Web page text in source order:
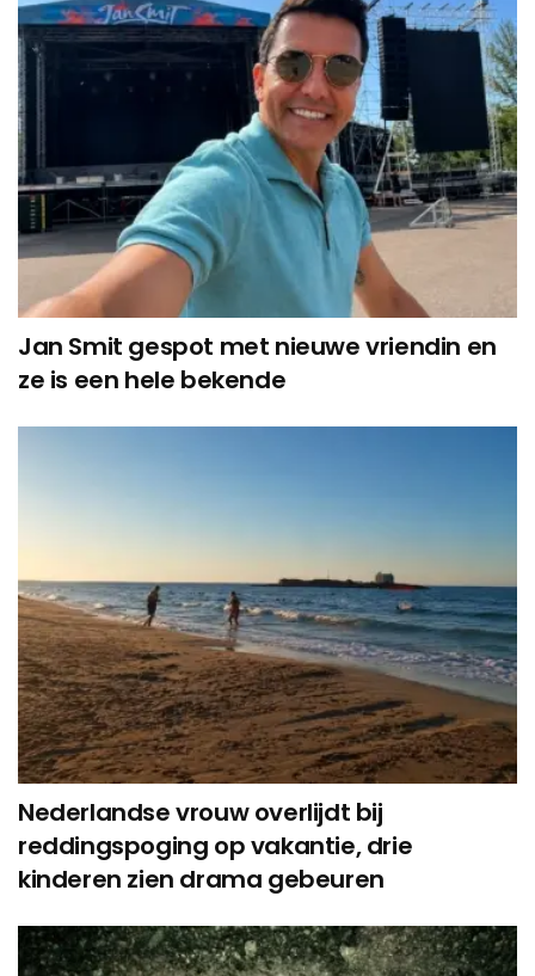
Jan Smit gespot met nieuwe vriendin en
ze is een hele bekende
Nederlandse vrouw overlijdt bij
reddingspoging op vakantie, drie
kinderen zien drama gebeuren